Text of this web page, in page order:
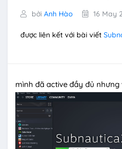
bởi Anh Hào 16 May
được liên kết với bài viết
mình đã active đầy đủ nhưng